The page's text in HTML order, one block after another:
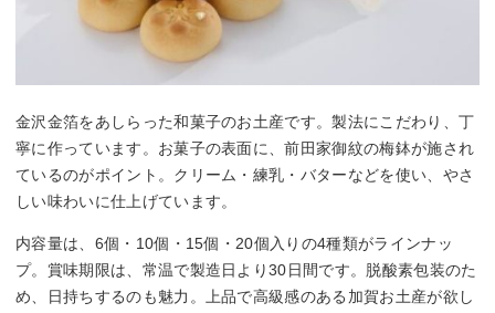
金沢金箔をあしらった和菓子のお土産です。製法にこだわり、丁
寧に作っています。お菓子の表面に、前田家御紋の梅鉢が施され
ているのがポイント。クリーム・練乳・バターなどを使い、やさ
しい味わいに仕上げています。
内容量は、6個・10個・15個・20個入りの4種類がラインナッ
プ。賞味期限は、常温で製造日より30日間です。脱酸素包装のた
め、日持ちするのも魅力。上品で高級感のある加賀お土産が欲し